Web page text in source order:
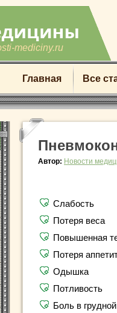
mediciny.ru
Главная Все
Автор: Новости
Слабость
Потеря веса
Повышенная
Потеря
Одышка
Потливость
Боль в